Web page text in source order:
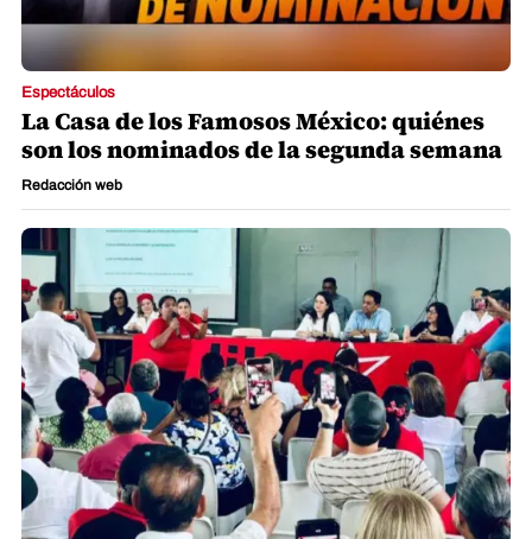
Espectáculos
La Casa de los Famosos México: quiénes
son los nominados de la segunda semana
Redacción web